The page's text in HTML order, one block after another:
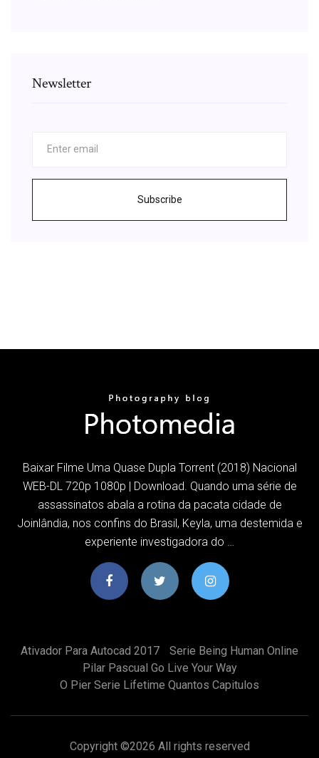
Newsletter
Subscribe
Baixar Filme Uma Quase Dupla Torrent (2018) Nacional
WEB-DL 720p 1080p | Download. Quando uma série de
assassinatos abala a rotina da pacata cidade de
Joinlândia, nos confins do Brasil, Keyla, uma destemida e
experiente investigadora do …
Ativador Para Autocad 2017
Serie Being Human Online
Pilar Pascual Go Live Your Way
O Pier Serie Lifetime Quantos Capitulos
Copyright ©2026 All rights reserved